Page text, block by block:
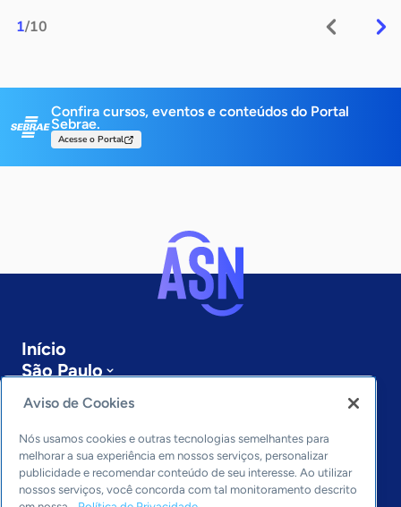
1/10
Confira cursos, eventos e conteúdos do Portal
Sebrae.
Acesse o Portal
Início
São Paulo
Sobre a ASN
Últimas notícias
Entre em contato
Editorias
Economia & Política
Aviso de Cookies
Nós usamos cookies e outras tecnologias semelhantes para
melhorar a sua experiência em nossos serviços, personalizar
publicidade e recomendar conteúdo de seu interesse. Ao utilizar
nossos serviços, você concorda com tal monitoramento descrito